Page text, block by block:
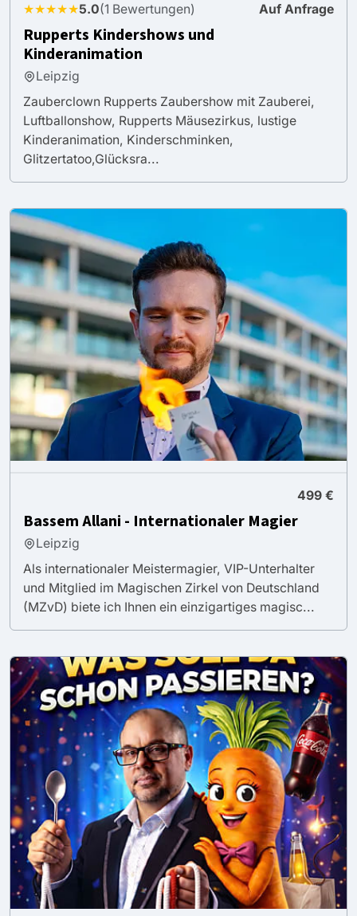
★★★★★5.0(1 Bewertungen) Auf Anfrage
Rupperts Kindershows und
Kinderanimation
Leipzig
Zauberclown Rupperts Zaubershow mit Zauberei,
Luftballonshow, Rupperts Mäusezirkus, lustige
Kinderanimation, Kinderschminken,
Glitzertatoo,Glücksra...
499 €
Bassem Allani - Internationaler Magier
Leipzig
Als internationaler Meistermagier, VIP-Unterhalter
und Mitglied im Magischen Zirkel von Deutschland
(MZvD) biete ich Ihnen ein einzigartiges magisc...